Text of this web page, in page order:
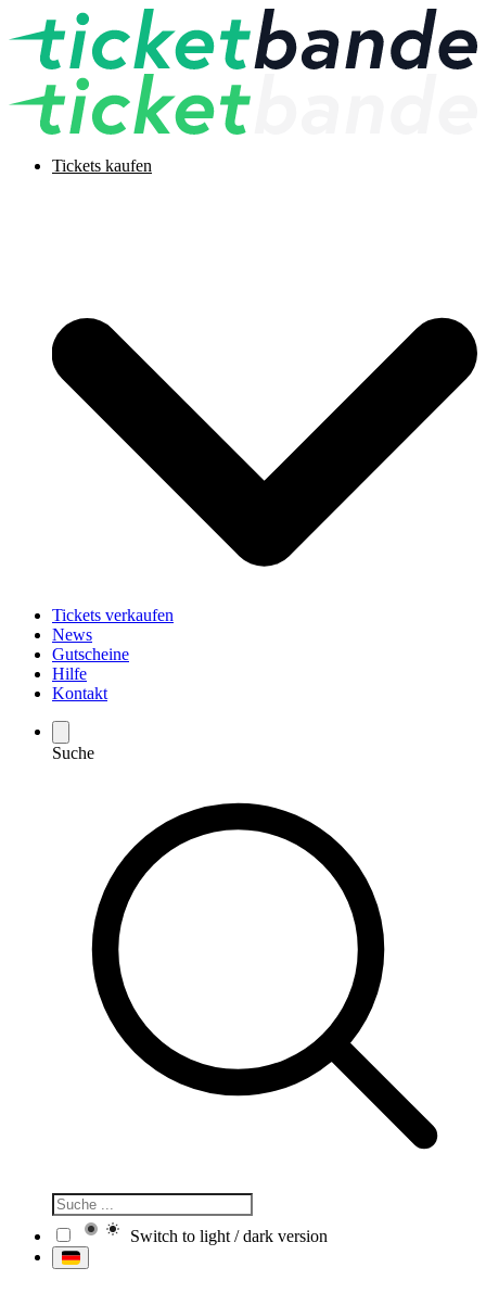
Tickets kaufen
Tickets verkaufen
News
Gutscheine
Hilfe
Kontakt
Suche
Switch to light / dark version